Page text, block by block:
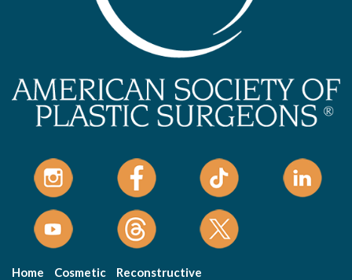
Home Cosmetic
Reconstructive